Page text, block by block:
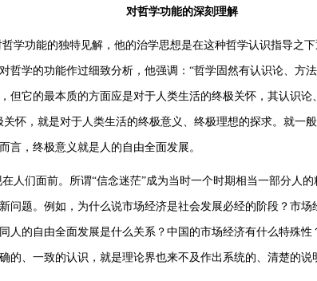
对哲学功能的深刻理解
学功能的独特见解，他的治学思想是在这种哲学认识指导之
哲学的功能作过细致分析，他强调：“哲学固然有认识论、方
但它的最本质的方面应是对于人类生活的终极关怀，其认识
怀，就是对于人类生活的终极意义、终极理想的探求。就一
言，终极意义就是人的自由全面发展。
人们面前。所谓“信念迷茫”成为当时一个时期相当一部分人
问题。例如，为什么说市场经济是社会发展必经的阶段？市
人的自由全面发展是什么关系？中国的市场经济有什么特殊
的、一致的认识，就是理论界也来不及作出系统的、清楚的说